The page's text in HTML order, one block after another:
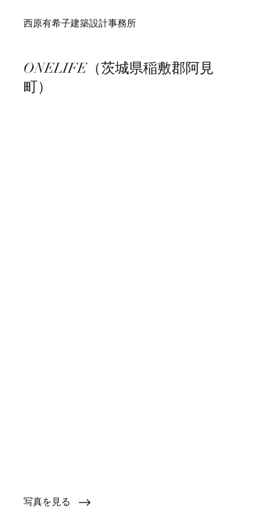
ONELIFE（茨城県稲敷郡阿見
町）
西原有希子建築設計事務所
写真を見る